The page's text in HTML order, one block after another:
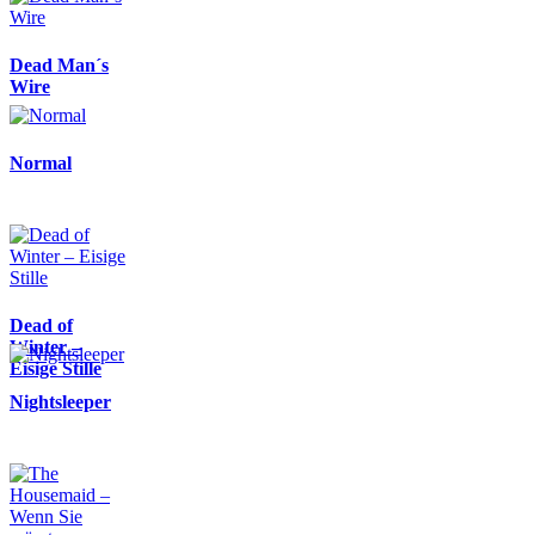
Dead Man´s
Wire
Normal
Dead of
Winter –
Eisige Stille
Nightsleeper